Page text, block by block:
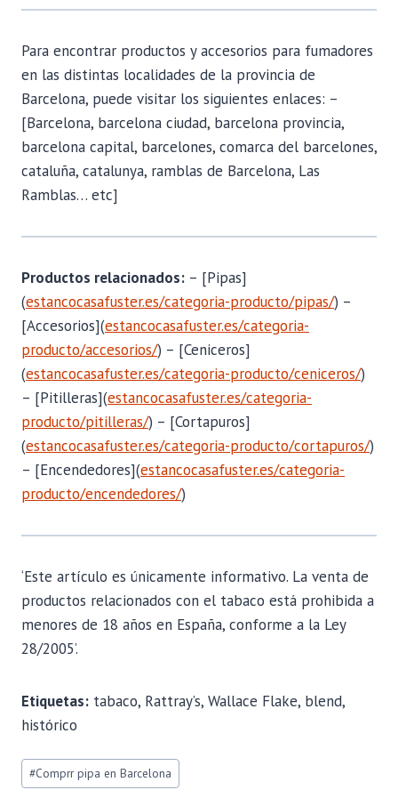
Para encontrar productos y accesorios para fumadores
en las distintas localidades de la provincia de
Barcelona, puede visitar los siguientes enlaces: –
[Barcelona, barcelona ciudad, barcelona provincia,
barcelona capital, barcelones, comarca del barcelones,
cataluña, catalunya, ramblas de Barcelona, Las
Ramblas… etc]
Productos relacionados: – [Pipas]
(estancocasafuster.es/categoria-producto/pipas/) –
[Accesorios](estancocasafuster.es/categoria-
producto/accesorios/) – [Ceniceros]
(estancocasafuster.es/categoria-producto/ceniceros/)
– [Pitilleras](estancocasafuster.es/categoria-
producto/pitilleras/) – [Cortapuros]
(estancocasafuster.es/categoria-producto/cortapuros/)
– [Encendedores](estancocasafuster.es/categoria-
producto/encendedores/)
‘Este artículo es únicamente informativo. La venta de
productos relacionados con el tabaco está prohibida a
menores de 18 años en España, conforme a la Ley
28/2005’.
Etiquetas: tabaco, Rattray’s, Wallace Flake, blend,
histórico
Etiquetas
de
#Comprr pipa en Barcelona